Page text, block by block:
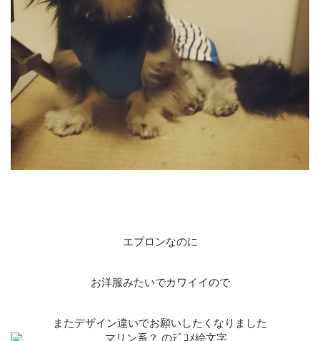
エプロンなのに
お洋服みたいでカワイイので
またデザイン違いでお願いしたくなりました